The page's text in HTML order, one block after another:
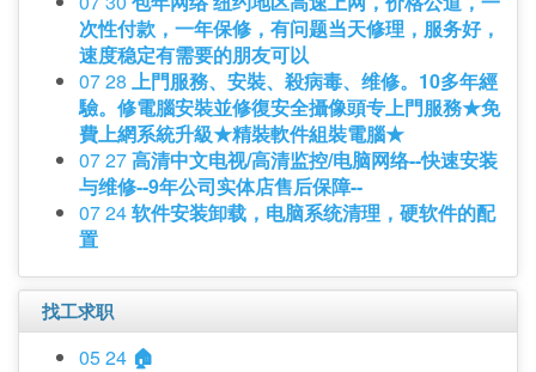
次性付款，一年保修，有问题当天修理，服务好，
速度稳定有需要的朋友可以
07 28 上門服務、安裝、殺病毒、维修。10多年經
驗。修電腦安裝並修復安全攝像頭专上門服務★免
費上網系統升級★精裝軟件組裝電腦★
07 27高清中文电视/高清监控/电脑网络--快速安装
与维修--9年公司实体店售后保障--
07 24软件安装卸载，电脑系统清理，硬软件的配
置
找工求职
05 24 🏠